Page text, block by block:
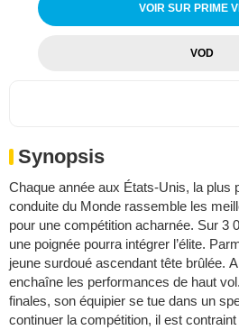
VOIR SUR PRIME
VOD
Synopsis
Chaque année aux États-Unis, la plus
conduite du Monde rassemble les
pour une compétition acharnée. Sur 3
une poignée pourra intégrer l’élite.
jeune surdoué ascendant tête brûlée.
enchaîne les performances de haut
finales, son équipier se tue dans un
continuer la compétition, il est